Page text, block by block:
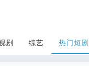
剧 综艺 热门短剧